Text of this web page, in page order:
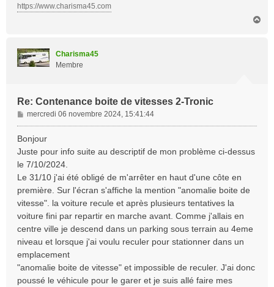
https://www.charisma45.com
Charisma45
Membre
Re: Contenance boite de vitesses 2-Tronic
M
e
s
g
e
mercredi 06 novembre 2024, 15:41:44
Bonjour
Juste pour info suite au descriptif de mon problème ci-dessus
le 7/10/2024.
Le 31/10 j'ai été obligé de m'arrêter en haut d'une côte en
première. Sur l'écran s'affiche la mention "anomalie boite de
vitesse". la voiture recule et après plusieurs tentatives la
voiture fini par repartir en marche avant. Comme j'allais en
centre ville je descend dans un parking sous terrain au 4eme
niveau et lorsque j'ai voulu reculer pour stationner dans un
emplacement
"anomalie boite de vitesse" et impossible de reculer. J'ai donc
poussé le véhicule pour le garer et je suis allé faire mes